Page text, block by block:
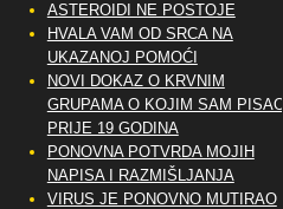
ASTEROIDI NE POSTOJE
HVALA VAM OD SRCA NA
UKAZANOJ POMOĆI
NOVI DOKAZ O KRVNIM
GRUPAMA O KOJIM SAM PISAO
PRIJE 19 GODINA
PONOVNA POTVRDA MOJIH
NAPISA I RAZMIŠLJANJA
VIRUS JE PONOVNO MUTIRAO